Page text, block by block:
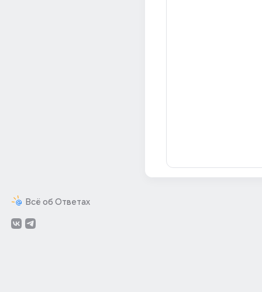
Всё об Ответах